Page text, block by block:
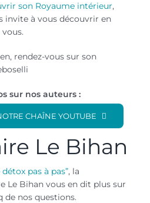
son Royaume intérieur,
invite à vous découvrir en
rendez-vous sur son
sur nos auteurs :
CHAÎNE YOUTUBE
Le Bihan
détox pas à pas”, la
Le Bihan vous en dit plus sur
de nos questions.